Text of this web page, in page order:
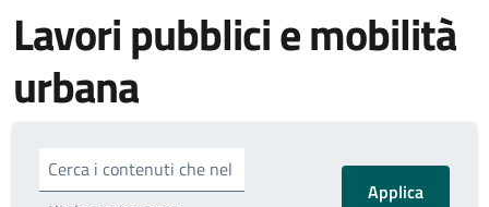
Lavori pubblici e mobilità
urbana
Cerca i contenuti che nel